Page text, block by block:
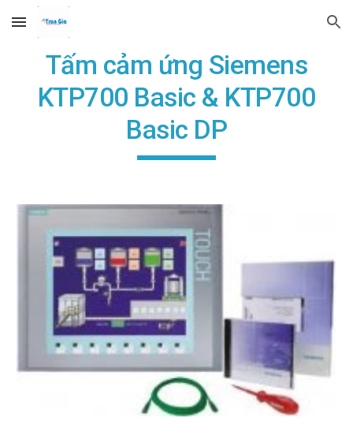
Skip to main content Skip to navigation
Tấm cảm ứng Siemens
KTP700 Basic & KTP700
Basic DP